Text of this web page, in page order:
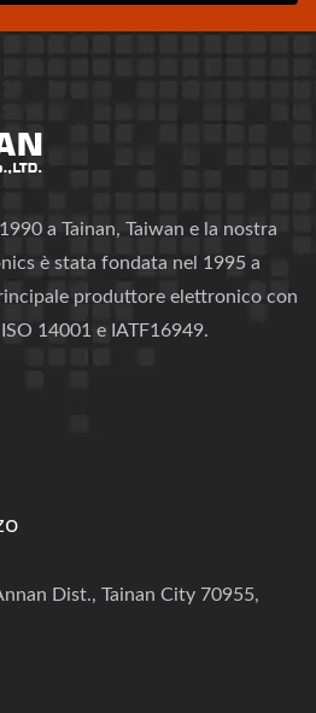
a Tainan, Taiwan e la nostra
è stata fondata nel 1995 a
produttore elettronico con
14001 e IATF16949.
Dist., Tainan City 70955,